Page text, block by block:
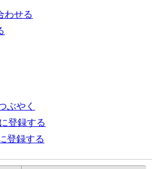
わせる
ぶやく
登録する
登録する